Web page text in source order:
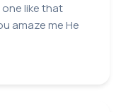
one like that
amaze me He